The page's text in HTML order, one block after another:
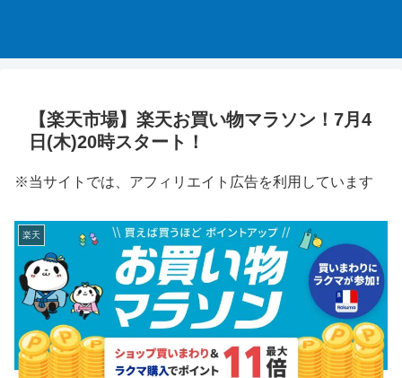
【楽天市場】楽天お買い物マラソン！7月4
日(木)20時スタート！
※当サイトでは、アフィリエイト広告を利用しています
楽天